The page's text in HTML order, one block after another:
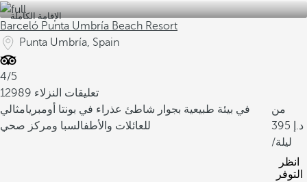
الإقامة الكاملة
Barceló Punta Umbría Beach Resort
Punta Umbría, Spain
4/5
12989 تعليقات النزلاء
في بيئة طبيعية بجوار شاطئ عذراء في بونتا أومبريامثالي
للعائلات والأطفالسبا ومركز صحي
من
395
/ليلة
انظر
التوفر